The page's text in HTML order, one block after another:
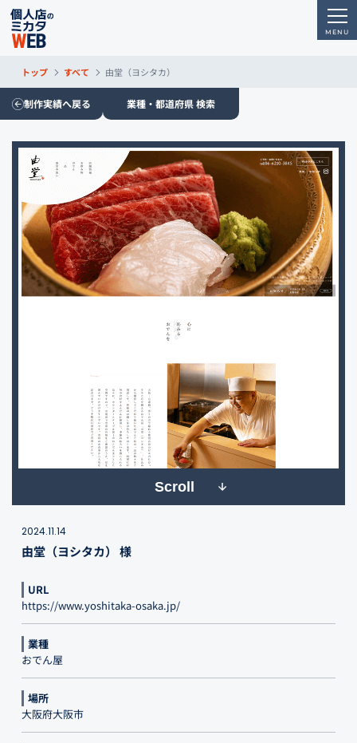
トップ すべて 由堂（ヨシタカ）
制作実績へ戻る 業種・都道府県 検索
Scroll
2024.11.14
由堂（ヨシタカ） 様
URL
https://www.yoshitaka-osaka.jp/
業種
おでん屋
場所
大阪府大阪市